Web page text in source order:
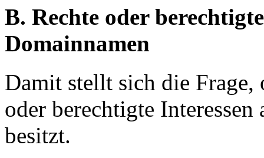
B. Rechte oder
Domainnamen
Damit stellt sich die Frage,
oder berechtigte
besitzt.